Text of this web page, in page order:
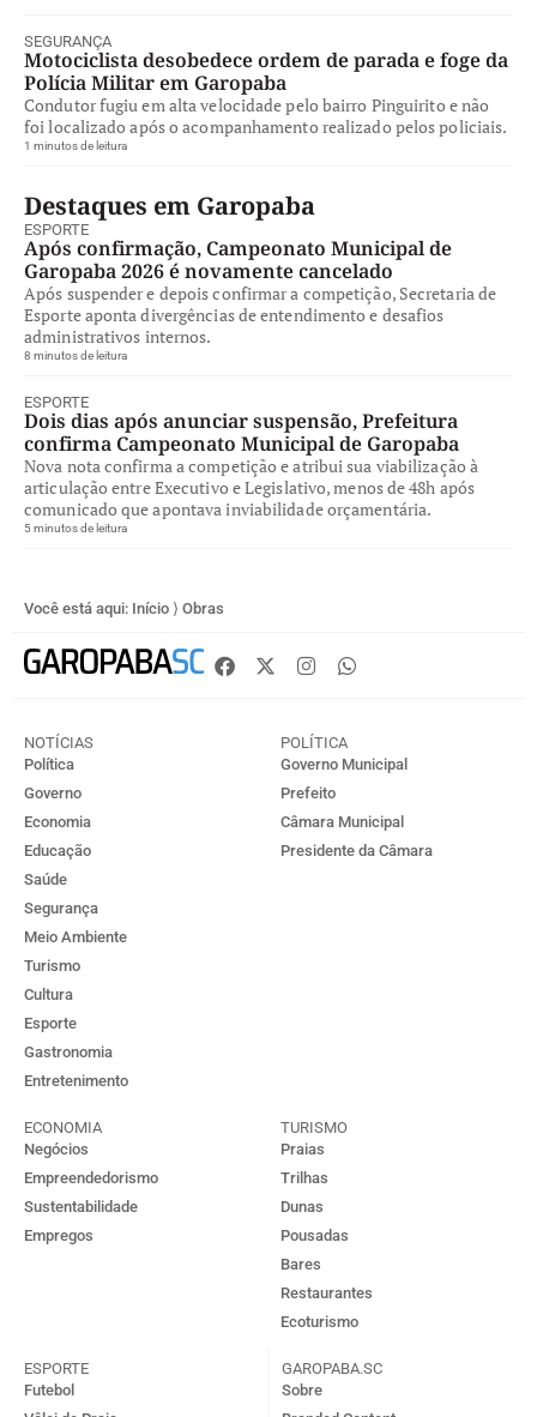
SEGURANÇA
Motociclista desobedece ordem de parada e foge da
Polícia Militar em Garopaba
Condutor fugiu em alta velocidade pelo bairro Pinguirito e não
foi localizado após o acompanhamento realizado pelos policiais.
1 minutos de leitura
Destaques em Garopaba
ESPORTE
Após confirmação, Campeonato Municipal de
Garopaba 2026 é novamente cancelado
Após suspender e depois confirmar a competição, Secretaria de
Esporte aponta divergências de entendimento e desafios
administrativos internos.
8 minutos de leitura
ESPORTE
Dois dias após anunciar suspensão, Prefeitura
confirma Campeonato Municipal de Garopaba
Nova nota confirma a competição e atribui sua viabilização à
articulação entre Executivo e Legislativo, menos de 48h após
comunicado que apontava inviabilidade orçamentária.
5 minutos de leitura
Você está aqui: Início ⟩ Obras
NOTÍCIAS
Política
Governo
Economia
Educação
Saúde
Segurança
Meio Ambiente
Turismo
Cultura
Esporte
Gastronomia
Entretenimento
POLÍTICA
Governo Municipal
Prefeito
Câmara Municipal
Presidente da Câmara
ECONOMIA
Negócios
Empreendedorismo
Sustentabilidade
Empregos
TURISMO
Praias
Trilhas
Dunas
Pousadas
Bares
Restaurantes
Ecoturismo
ESPORTE
Futebol
GAROPABA.SC
Sobre